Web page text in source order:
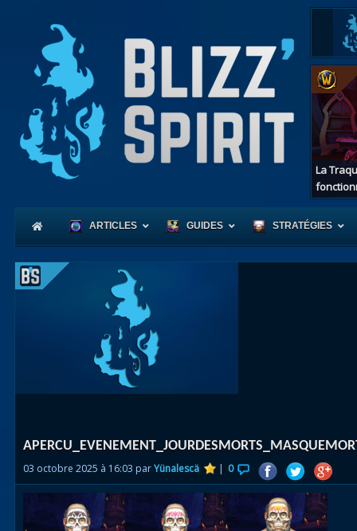
La
ARTICLES GUIDES
des îles
STRATÉGIES
03 octobre 2025 à 16:03 parYünalescä | 0